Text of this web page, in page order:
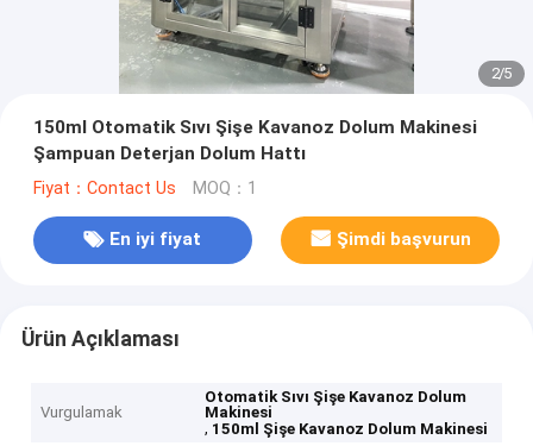
2/5
150ml Otomatik Sıvı Şişe Kavanoz Dolum Makinesi
Şampuan Deterjan Dolum Hattı
Fiyat：Contact Us MOQ：1
En iyi fiyat Şimdi başvurun
Ürün Açıklaması
Vurgulamak
Otomatik Sıvı Şişe Kavanoz Dolum
Makinesi
, 150ml Şişe Kavanoz Dolum Makinesi